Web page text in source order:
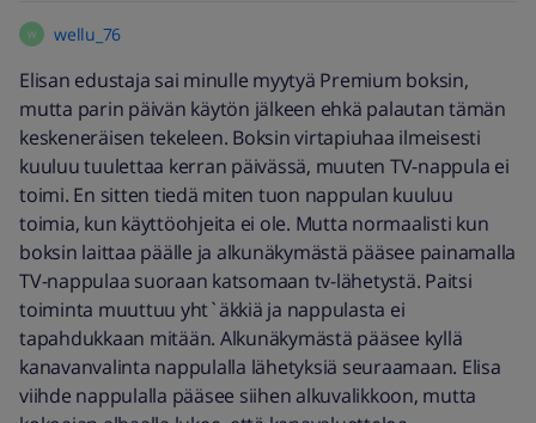
W wellu_76
Elisan edustaja sai minulle myytyä Premium boksin,
mutta parin päivän käytön jälkeen ehkä palautan tämän
keskeneräisen tekeleen. Boksin virtapiuhaa ilmeisesti
kuuluu tuulettaa kerran päivässä, muuten TV-nappula ei
toimi. En sitten tiedä miten tuon nappulan kuuluu
toimia, kun käyttöohjeita ei ole. Mutta normaalisti kun
boksin laittaa päälle ja alkunäkymästä pääsee painamalla
TV-nappulaa suoraan katsomaan tv-lähetystä. Paitsi
toiminta muuttuu yht`äkkiä ja nappulasta ei
tapahdukkaan mitään. Alkunäkymästä pääsee kyllä
kanavanvalinta nappulalla lähetyksiä seuraamaan. Elisa
viihde nappulalla pääsee siihen alkuvalikkoon, mutta